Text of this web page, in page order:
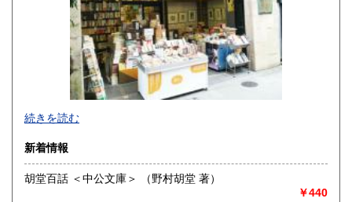
190円 大分県
190円 鹿児島県
190円
明治10年創業。九州の郷土誌、特に熊本の郷土誌を中心に揃
えております。その他古典籍、和本、古文書、自筆物から歴
沿線名：JR および 熊本市電
最寄駅：熊本駅より熊本市電に乗り換えて「通町筋」電停下
続きを読む
新着情報
胡堂百話 ＜中公文庫＞ （野村胡堂 著）
￥440